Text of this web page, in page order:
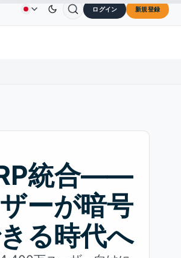
$0.3264 ↓0.30% DogecoinDOGE $0.0707↑2.40%
い合わせ 会社概要 ログイン 新規登録
統合——
ーが暗号
る時代へ